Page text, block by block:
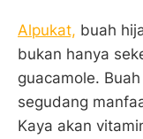
Alpukat, buah
bukan hanya
guacamole.
segudang
Kaya akan